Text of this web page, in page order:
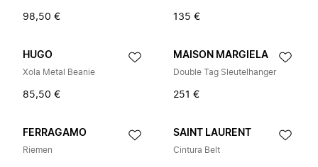
98,50 € 135 €
HUGO
Xola Metal Beanie
85,50 €
MAISON MARGIELA
Double Tag Sleutelhanger
251 €
FERRAGAMO
Riemen
SAINT LAURENT
Cintura Belt